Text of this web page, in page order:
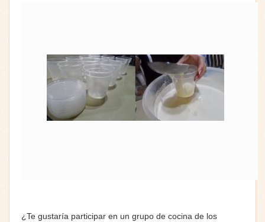
¿Te gustaría participar en un grupo de cocina de los